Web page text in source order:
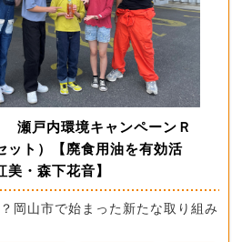
瀬戸内環境キャンペーンＲ
ット）【廃食用油を有効活
・森下花音】
岡山市で始まった新たな取り組み